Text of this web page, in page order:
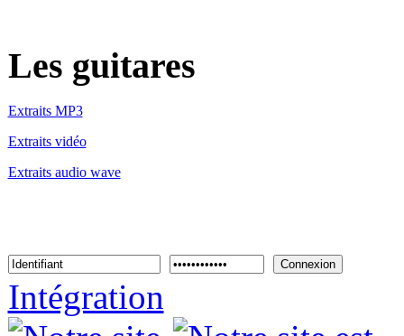
Les guitares
Extraits MP3
Extraits vidéo
Extraits audio wave
Connexion
Intégration